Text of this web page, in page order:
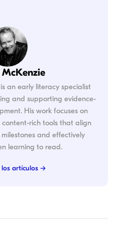
an early literacy specialist
and supporting evidence-
His work focuses on
rich tools that align
and effectively
learning to read.
los artículos →